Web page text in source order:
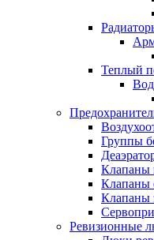
Теплый
Группы
Клапаны
Клапаны
Клапаны
Ревизионные